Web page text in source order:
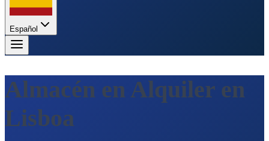
Español
Almacén en Alquiler en
Lisboa